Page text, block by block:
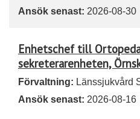
Ansök senast: 2026-08-30
Enhetschef till
sekreterarenheten,
Förvaltning: Länssjukvård
Ansök senast: 2026-08-16